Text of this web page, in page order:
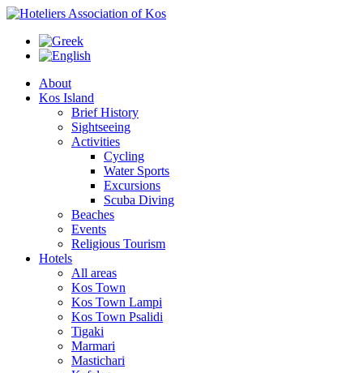
About
Kos Island
Brief History
Sightseeing
Activities
Cycling
Water Sports
Excursions
Scuba Diving
Beaches
Events
Religious Tourism
Hotels
All areas
Kos Town
Kos Town Lampi
Kos Town Psalidi
Tigaki
Marmari
Mastichari